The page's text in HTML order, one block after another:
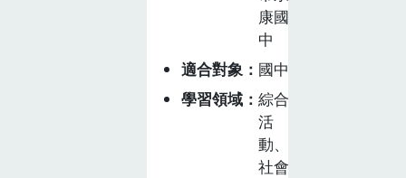
動，結合食物銀
行提供校內弱勢
家庭新鮮蔬果。
110年內中食農
花園建置科技系
統，邁向「智慧
農業」教學新里
康國
中
適合對象
國中
學習領域
綜合
活
動、
社會